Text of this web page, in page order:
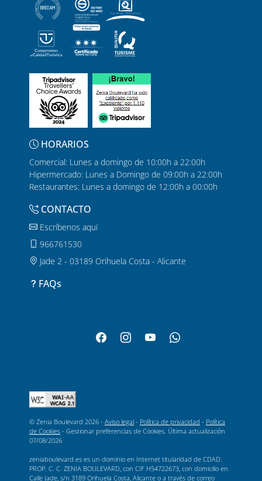
HORARIOS
Comercial: Lunes a domingo de 10:00h a 22:00h
Hipermercado: Lunes a Domingo de 09:00h a 22:00h
Restaurantes: Lunes a domingo de 12:00h a 00:00h
CONTACTO
Escríbenos aquí
966761530
Jade 2 - 03189 Orihuela Costa - Alicante
FAQs
© Zenia Boulevard 2026 - Aviso legal - Política de privacidad - Política
de Cookies - Gestionar preferencias de Cookies . Última actualización
07/08/2026
zeniaboulevard.es es un dominio en Internet titularidad de CDAD.
PROP. C. C. ZENIA BOULEVARD, con CIF H54722673, con domicilio en
Calle Jade, s/n 3189 Orihuela Costa, Alicante o a través de correo